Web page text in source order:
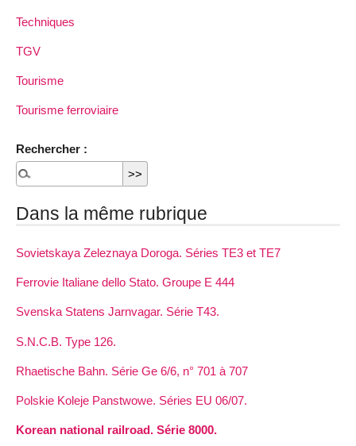
Techniques
TGV
Tourisme
Tourisme ferroviaire
Rechercher :
Dans la même rubrique
Sovietskaya Zeleznaya Doroga. Séries TE3 et TE7
Ferrovie Italiane dello Stato. Groupe E 444
Svenska Statens Jarnvagar. Série T43.
S.N.C.B. Type 126.
Rhaetische Bahn. Série Ge 6/6, n° 701 à 707
Polskie Koleje Panstwowe. Séries EU 06/07.
Korean national railroad. Série 8000.